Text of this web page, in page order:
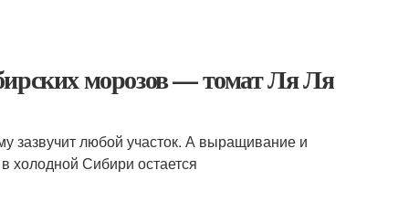
морозов — томат Ля Ля
зазвучит любой участок. А выращивание и
холодной Сибири остается